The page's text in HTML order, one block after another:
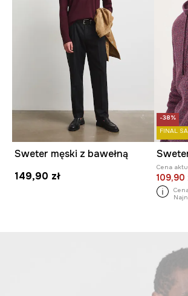
Sweter męski z bawełną
149,90 zł
-38%
FINAL
Cena
109,90